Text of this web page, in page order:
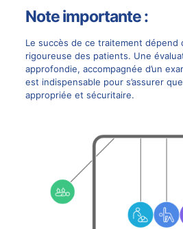
Note importante :
Le succès de ce traitement dépend
rigoureuse des patients. Une
approfondie, accompagnée d’un
est indispensable pour s’assurer
appropriée et sécuritaire.